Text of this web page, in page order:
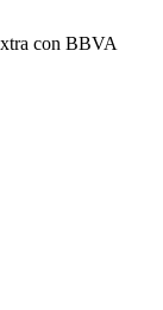
con BBVA